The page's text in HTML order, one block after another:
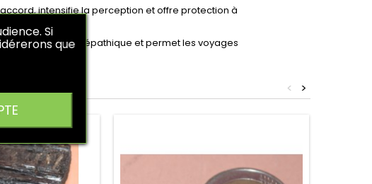
intensifie la perception et offre protection à
télépathique et permet les voyages
>
<
Si
que